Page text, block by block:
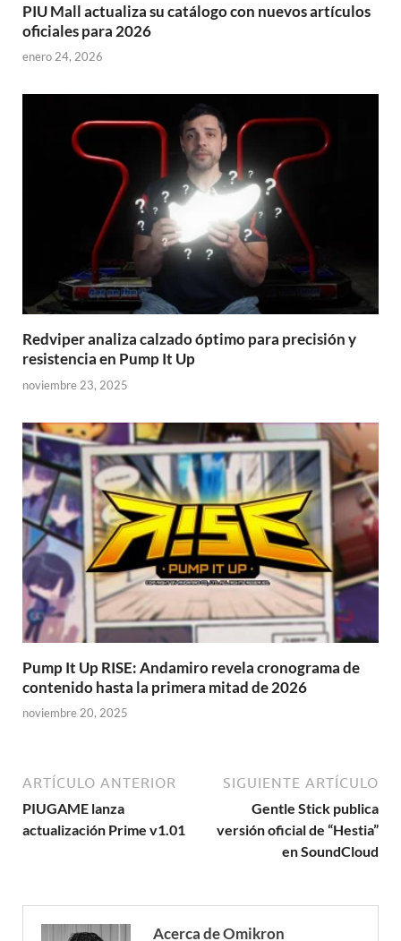
PIU Mall actualiza su catálogo con nuevos artículos
oficiales para 2026
enero 24, 2026
Redviper analiza calzado óptimo para precisión y
resistencia en Pump It Up
noviembre 23, 2025
Pump It Up RISE: Andamiro revela cronograma de
contenido hasta la primera mitad de 2026
noviembre 20, 2025
ARTÍCULO ANTERIOR
PIUGAME lanza
actualización Prime v1.01
SIGUIENTE ARTÍCULO
Gentle Stick publica
versión oficial de “Hestia”
en SoundCloud
Acerca de Omikron